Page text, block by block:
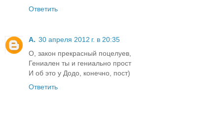
Ответить
A. 30 апреля 2012 г. в 20:35
О, закон прекрасный поцелуев,
Гениален ты и гениально прост
И об это у Додо, конечно, пост)
Ответить